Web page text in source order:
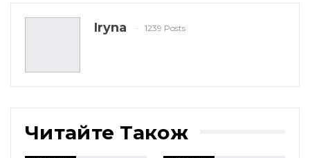
Iryna 1239 Posts
Читайте Також